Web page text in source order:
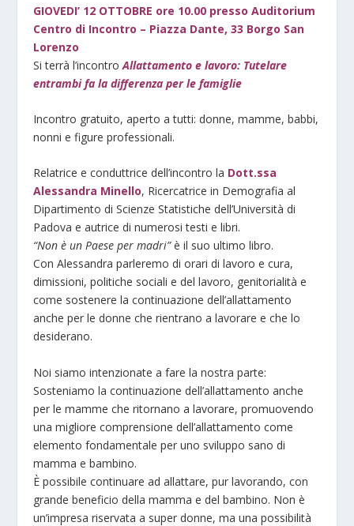
GIOVEDI’ 12 OTTOBRE ore 10.00 presso Auditorium
Centro di Incontro – Piazza Dante, 33 Borgo San
Lorenzo
Si terrà l’incontroAllattamento e lavoro: Tutelare
entrambi fa la differenza per le famiglie
Incontro gratuito, aperto a tutti: donne, mamme, babbi,
nonni e figure professionali.
Relatrice e conduttrice dell’incontro la Dott.ssa
Alessandra Minello, Ricercatrice in Demografia al
Dipartimento di Scienze Statistiche dell’Università di
Padova e autrice di numerosi testi e libri.
“Non è un Paese per madri”è il suo ultimo libro.
Con Alessandra parleremo di orari di lavoro e cura,
dimissioni, politiche sociali e del lavoro, genitorialità e
come sostenere la continuazione dell’allattamento
anche per le donne che rientrano a lavorare e che lo
desiderano.
Noi siamo intenzionate a fare la nostra parte:
Sosteniamo la continuazione dell’allattamento anche
per le mamme che ritornano a lavorare, promuovendo
una migliore comprensione dell’allattamento come
elemento fondamentale per uno sviluppo sano di
mamma e bambino.
È possibile continuare ad allattare, pur lavorando, con
grande beneficio della mamma e del bambino. Non è
un’impresa riservata a super donne, ma una possibilità